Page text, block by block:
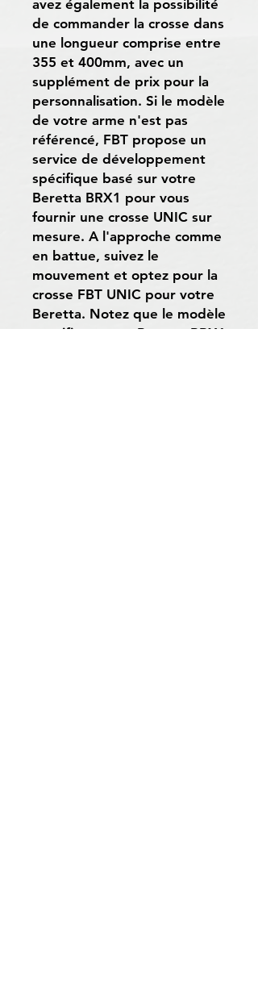
avez également la possibilité
de commander la crosse dans
une longueur comprise entre
355 et 400mm, avec un
supplément de prix pour la
personnalisation. Si le modèle
de votre arme n'est pas
référencé, FBT propose un
service de développement
spécifique basé sur votre
Beretta BRX1 pour vous
fournir une crosse UNIC sur
mesure. A l'approche comme
en battue, suivez le
mouvement et optez pour la
crosse FBT UNIC pour votre
Beretta. Notez que le modèle
spécifique pour Beretta BRX1